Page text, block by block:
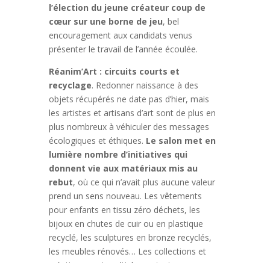
l’élection du jeune créateur coup de
cœur sur une borne de jeu, bel
encouragement aux candidats venus
présenter le travail de l’année écoulée.
Réanim’Art : circuits courts et
recyclage. Redonner naissance à des
objets récupérés ne date pas d’hier, mais
les artistes et artisans d’art sont de plus en
plus nombreux à véhiculer des messages
écologiques et éthiques. Le salon met en
lumière nombre d’initiatives qui
donnent vie aux matériaux mis au
rebut, où ce qui n’avait plus aucune valeur
prend un sens nouveau. Les vêtements
pour enfants en tissu zéro déchets, les
bijoux en chutes de cuir ou en plastique
recyclé, les sculptures en bronze recyclés,
les meubles rénovés… Les collections et